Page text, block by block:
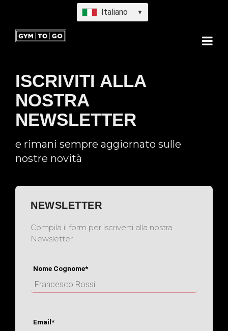
Italiano ▼
ISCRIVITI ALLA
NOSTRA
NEWSLETTER
e rimani sempre aggiornato sulle
nostre novità
NEWSLETTER
Compila il form per iscriverti alla nostra
Newsletter
Nome Cognome*
Email*